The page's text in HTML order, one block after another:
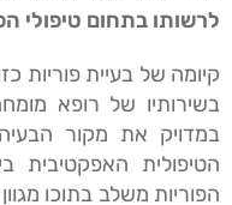
לרשותו בתחום טיפולי
קיומה של בעיית פוריות
בשירותיו של רופא
במדויק את מקור
הטיפולית האפקטיבית
הפוריות משלב בתוכו